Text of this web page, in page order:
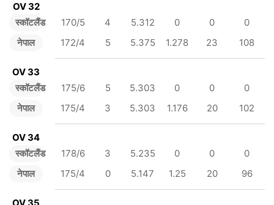
OV 32
स्कॉटलैंड
नेपाल
170/5 4 5.312 0 0
0
172/4
5 5.375 1.278 23 108
OV 33
स्कॉटलैंड
नेपाल
175/6 5 5.303 0 0
0
175/4
3 5.303 1.176 20 102
OV 34
स्कॉटलैंड
नेपाल
178/6 3 5.235 0 0
0
175/4
0 5.147 1.25 20 96